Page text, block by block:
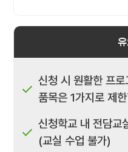
신청 시 원활한 프
품목은 1가지로 제
신청학교 내 전담교
(교실 수업 불가)